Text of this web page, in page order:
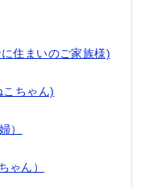
住まいのご家族様)
ちゃん)
）
ゃん）